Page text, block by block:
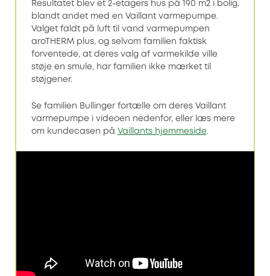
Resultatet blev et 2-etagers hus på 190 m2 i bolig,
blandt andet med en Vaillant varmepumpe.
Valget faldt på luft til vand varmepumpen
aroTHERM plus, og selvom familien faktisk
forventede, at deres valg af varmekilde ville
støje en smule, har familien ikke mærket til
støjgener.
Se familien Bullinger fortælle om deres Vaillant
varmepumpe i videoen nedenfor, eller læs mere
om kundecasen på Vaillants hjemmeside.